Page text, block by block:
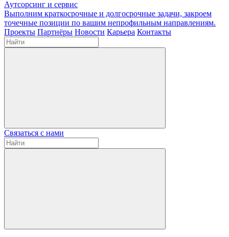
Аутсорсинг и сервис
Выполним краткосрочные и долгосрочные задачи, закроем
точечные позиции по вашим непрофильным направлениям.
Проекты Партнёры Новости Карьера Контакты
Связаться с нами